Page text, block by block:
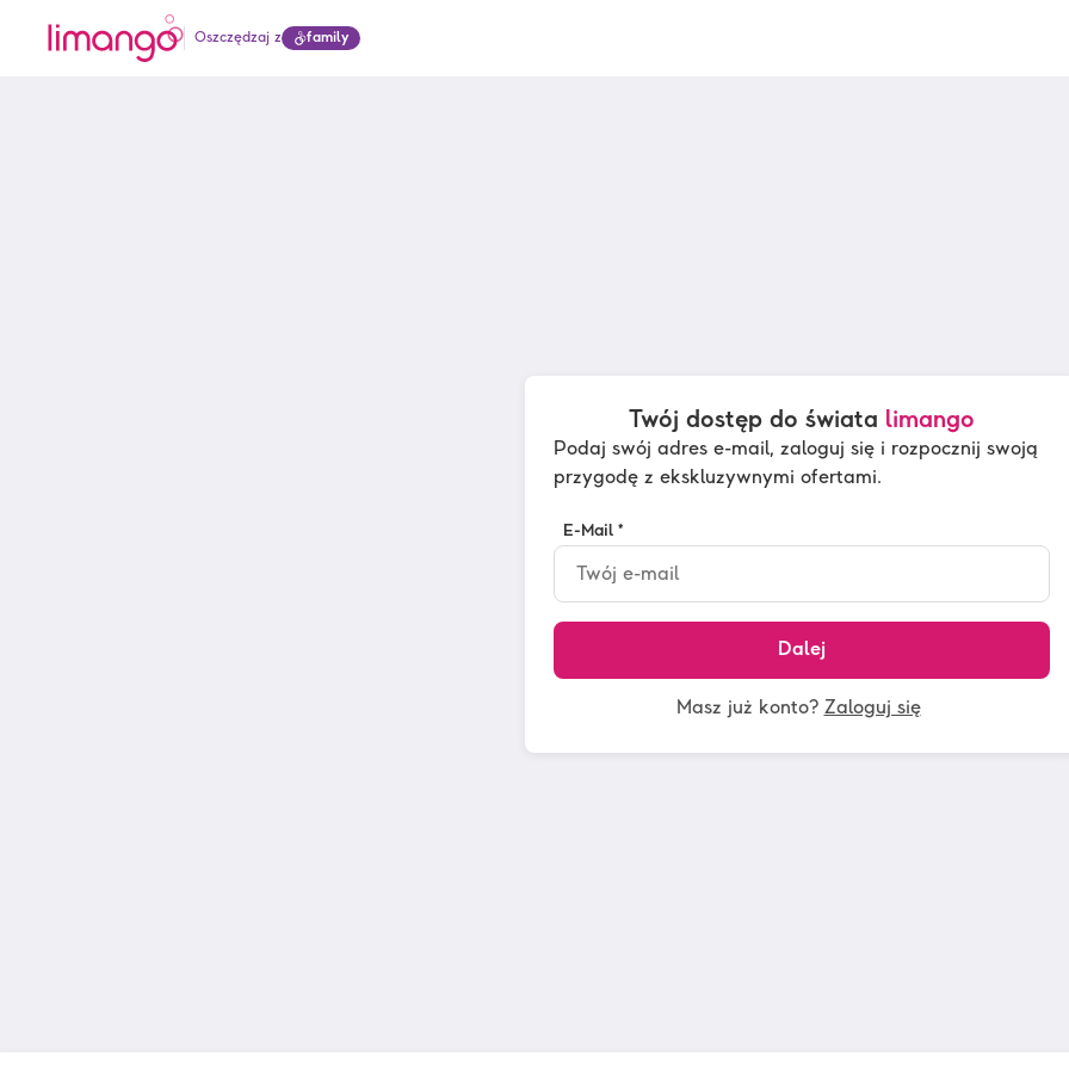
Oszczędzaj z
family
Twój dostęp do świata limango
Podaj swój adres e-mail, zaloguj się i rozpocznij swoją
przygodę z ekskluzywnymi ofertami.
E-Mail *
Dalej
Masz już konto? Zaloguj się